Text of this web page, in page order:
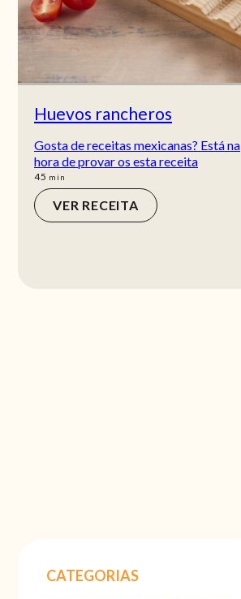
Huevos rancheros
Gosta de receitas mexicanas? Está na
hora de provar os esta receita
45 min
min
VER RECEITA
CATEGORIAS